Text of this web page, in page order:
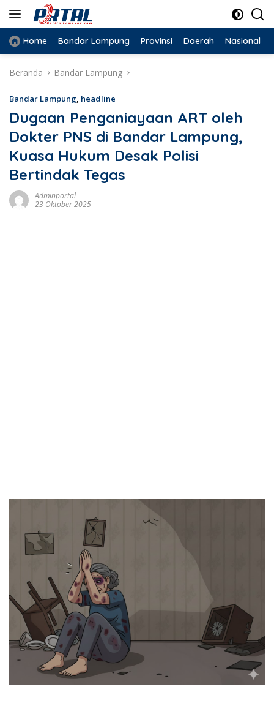
Langsung
konten
Home Bandar Lampung Provinsi Daerah Nasional
Beranda Bandar Lampung
Bandar Lampung, headline
Dugaan Penganiayaan ART oleh
Dokter PNS di Bandar Lampung,
Kuasa Hukum Desak Polisi
Bertindak Tegas
Adminportal
23 Oktober 2025